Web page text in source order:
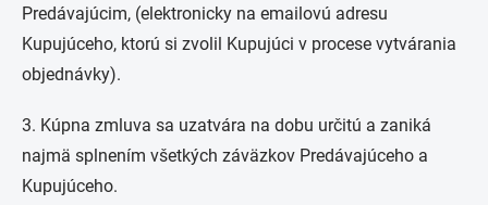
Predávajúcim, (elektronicky na emailovú adresu
Kupujúceho, ktorú si zvolil Kupujúci v procese vytvárania
objednávky).
3. Kúpna zmluva sa uzatvára na dobu určitú a zaniká
najmä splnením všetkých záväzkov Predávajúceho a
Kupujúceho.